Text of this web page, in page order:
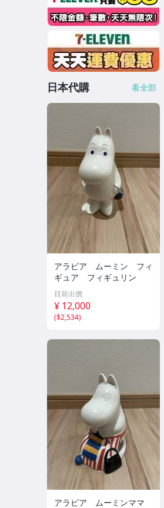
日本代購 看全部
アラビア ムーミン フィ
ギュア フィギュリン
目前出價
¥ 12,000
($2,534)
アラビア ムーミンママ